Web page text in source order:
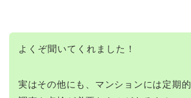
よくぞ聞いてくれました！
実はその他にも、マンションには定期